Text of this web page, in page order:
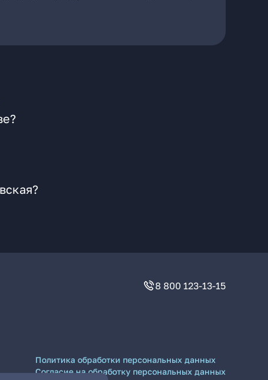
8 800 123-13-15
Политика обработки персональных данных
Согласие на обработку персональных данных